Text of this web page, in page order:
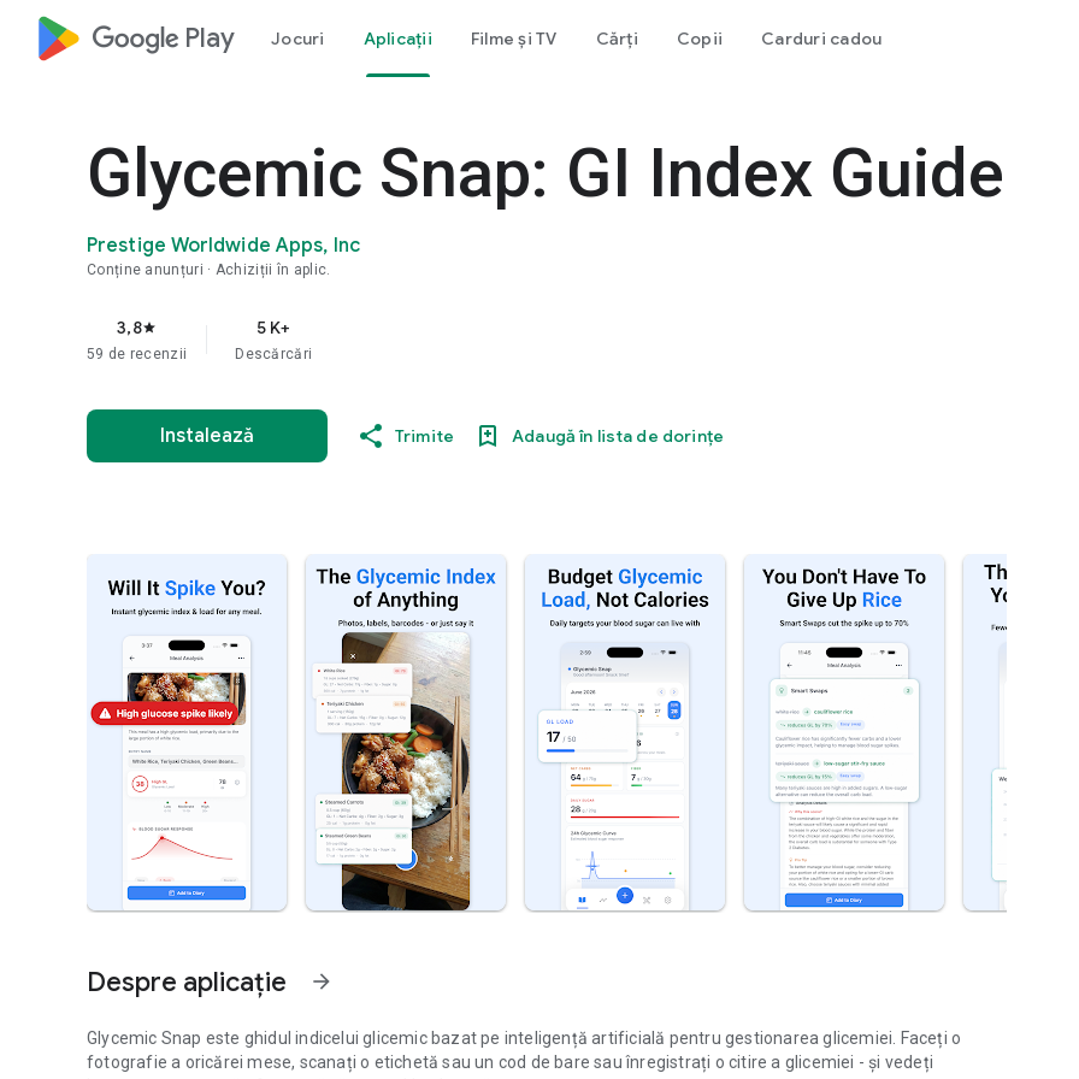
google_logo Play Jocuri Aplicații Filme și TV Cărți Copii Carduri cadou
Glycemic Snap: GI Index Guide
Prestige Worldwide Apps, Inc
Conține anunțuri Achiziții în aplic.
3,8star
59 de recenzii
5 K+
Descărcări
Instalează Trimite Adaugă în lista de dorințe
Despre aplicație arrow_forward
Glycemic Snap este ghidul indicelui glicemic bazat pe inteligență artificială pentru gestionarea glicemiei. Faceți o
fotografie a oricărei mese, scanați o etichetă sau un cod de bare sau înregistrați o citire a glicemiei - și vedeți